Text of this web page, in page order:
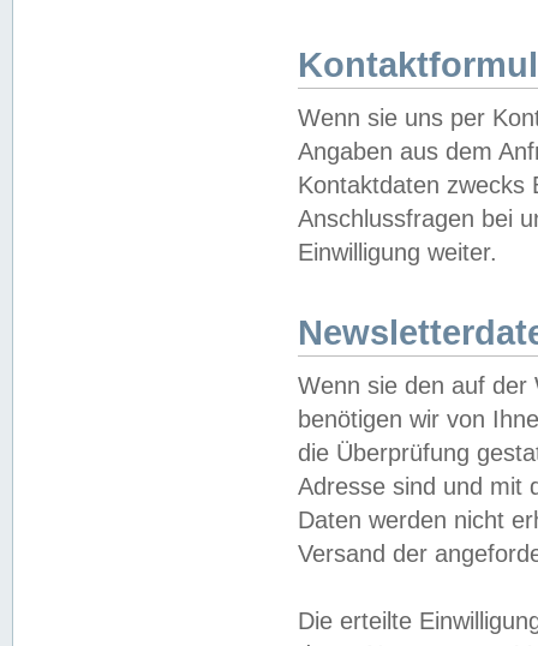
Wenn sie uns per
Angaben aus dem
Kontaktdaten zwecks
Anschlussfragen bei
Einwilligung weiter.
Wenn sie den auf der
benötigen wir von
die Überprüfung
Adresse sind und mit
Daten werden nicht
Versand der
Die erteilte